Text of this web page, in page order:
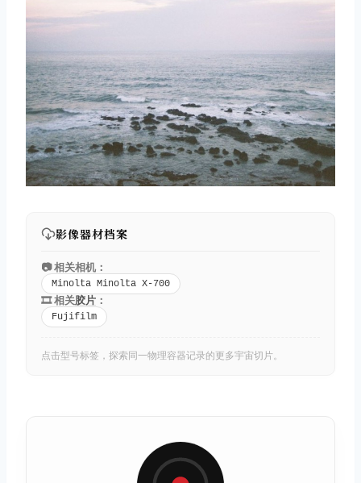
影像器材档案
📷 相关相机：
Minolta Minolta X-700
🎞️ 相关胶片 ：
Fujifilm
点击型号标签，探索同一物理容器记录的更多宇宙切片。